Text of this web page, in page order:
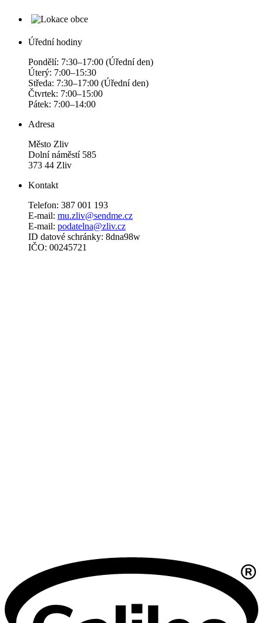
Úřední hodiny
Pondělí: 7:30–17:00 (Úřední den)
Úterý: 7:00–15:30
Středa: 7:30–17:00 (Úřední den)
Čtvrtek: 7:00–15:00
Pátek: 7:00–14:00
Adresa
Město Zliv
Dolní náměstí 585
373 44 Zliv
Kontakt
Telefon: 387 001 193
E-mail: mu.zliv@sendme.cz
E-mail: podatelna@zliv.cz
ID datové schránky: 8dna98w
IČO: 00245721